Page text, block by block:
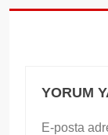
YORUM
E-posta